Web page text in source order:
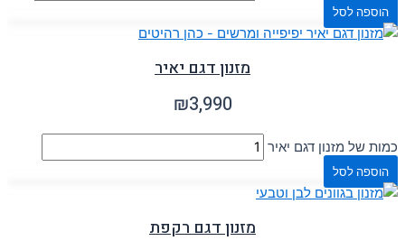
הוספה לסל
מזנון דגם יאיר
₪3,990
כמות של מזנון דגם יאיר
הוספה לסל
מזנון דגם רקפת